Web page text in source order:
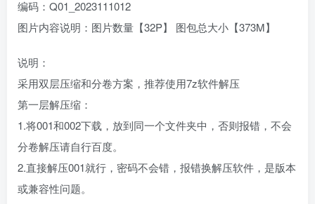
编码：Q01_2023111012
图片内容说明：图片数量【32P】 图包总大小【373M】
说明：
采用双层压缩和分卷方案，推荐使用7z软件解压
第一层解压缩：
1.将001和002下载，放到同一个文件夹中，否则报错，不会
分卷解压请自行百度。
2.直接解压001就行，密码不会错，报错换解压软件，是版本
或兼容性问题。